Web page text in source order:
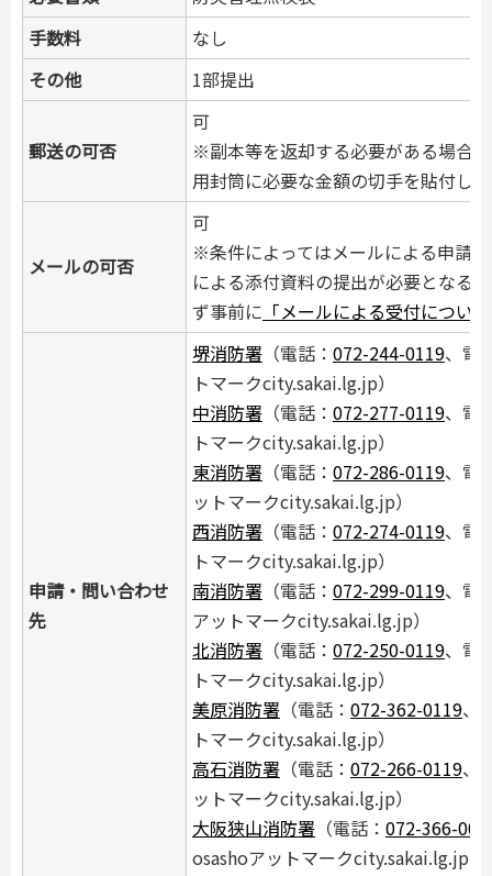
手数料
なし
その他
1部提出
郵送の可否
可
※副本等を返却する必要がある場合
用封筒に必要な金額の切手を貼付し
メールの可否
可
※条件によってはメールによる申請
による添付資料の提出が必要となる
ず事前に 「メールによる受付につい
申請・問い合わせ
先
堺消防署 （電話： 072-244-0119、電
トマークcity.sakai.lg.jp）
中消防署 （電話： 072-277-0119、電
トマークcity.sakai.lg.jp）
東消防署 （電話： 072-286-0119、電
ットマークcity.sakai.lg.jp）
西消防署 （電話： 072-274-0119、電
トマークcity.sakai.lg.jp）
南消防署 （電話： 072-299-0119、電
アットマークcity.sakai.lg.jp）
北消防署 （電話： 072-250-0119、電
トマークcity.sakai.lg.jp）
美原消防署 （電話： 072-362-0119、
トマークcity.sakai.lg.jp）
高石消防署 （電話： 072-266-0119、
ットマークcity.sakai.lg.jp）
大阪狭山消防署 （電話： 072-366-
osashoアットマークcity.sakai.lg.jp）